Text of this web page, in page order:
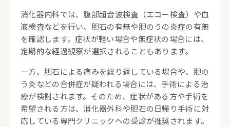
3.胆石が疑われる場合の受診の目安
強い腹痛や症状の悪化がある場合は早
めの受診を
4.胆石症の検査と診断
腹部超音波検査（エコー検査）
消化器内科では、腹部超音波検査（エコー検査）や血
液検査などを行い、胆石の有無や胆のうの炎症の有無
を確認します。症状が軽い場合や無症状の場合には、
定期的な経過観察が選択されることもあります。
一方、胆石による痛みを繰り返している場合や、胆の
う炎などの合併症が疑われる場合には、手術による治
療が検討されます。そのため、症状がある方や手術を
希望される方は、消化器外科や胆石の日帰り手術に対
応している専門クリニックへの受診が推奨されます。